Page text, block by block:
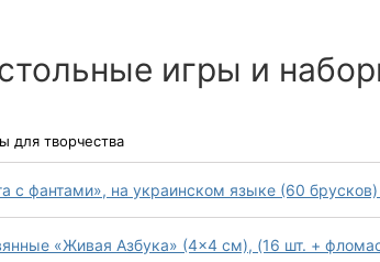
игры и
для творчества
с фантами», на украинском языке (60
«Живая Азбука» (4×4 см), (16 шт. +